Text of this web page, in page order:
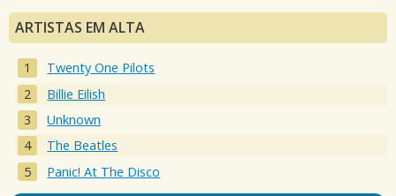
ARTISTAS EM ALTA
Twenty One Pilots
Billie Eilish
Unknown
The Beatles
Panic! At The Disco